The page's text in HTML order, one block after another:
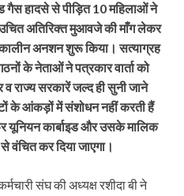
गैस हादसे से पीड़ित 10 महिलाओं ने
अतिरिक्त मुआवजे की माँग लेकर
अनशन शुरू किया। सत्याग्रह
के नेताओं ने पत्रकार वार्ता को
राज्य सरकारें जल्द ही सुनी जाने
के आंकड़ों में संशोधन नहीं करती हैं
यूनियन कार्बाइड और उसके मालिक
कर दिया जाएगा।
संघ की अध्यक्ष रशीदा बी ने